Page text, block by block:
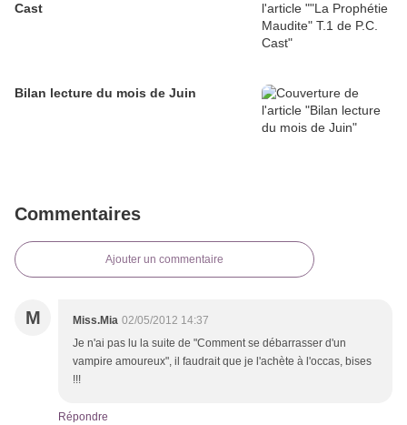
Cast
Bilan lecture du mois de Juin
Commentaires
Ajouter un commentaire
M Miss.Mia 02/05/2012 14:37
Je n'ai pas lu la suite de "Comment se débarrasser d'un
vampire amoureux", il faudrait que je l'achète à l'occas, bises
!!!
Répondre